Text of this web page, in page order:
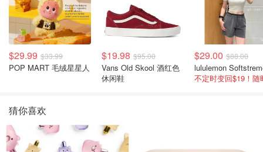
$29.99 $33.99
POP MART 毛绒星星人
$19.98 $95.00
Vans Old Skool 酒红色
休闲鞋
$29.00 $88.00
猜你喜欢